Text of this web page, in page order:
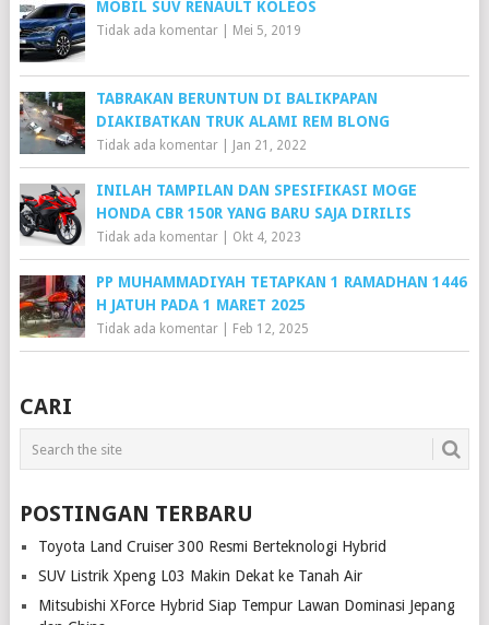
MOBIL SUV RENAULT KOLEOS
Tidak ada komentar| Mei 5, 2019
TABRAKAN BERUNTUN DI BALIKPAPAN
DIAKIBATKAN TRUK ALAMI REM BLONG
Tidak ada komentar| Jan 21, 2022
INILAH TAMPILAN DAN SPESIFIKASI MOGE
HONDA CBR 150R YANG BARU SAJA DIRILIS
Tidak ada komentar| Okt 4, 2023
PP MUHAMMADIYAH TETAPKAN 1 RAMADHAN 1446
H JATUH PADA 1 MARET 2025
Tidak ada komentar| Feb 12, 2025
CARI
POSTINGAN TERBARU
Toyota Land Cruiser 300 Resmi Berteknologi Hybrid
SUV Listrik Xpeng L03 Makin Dekat ke Tanah Air
Mitsubishi XForce Hybrid Siap Tempur Lawan Dominasi Jepang